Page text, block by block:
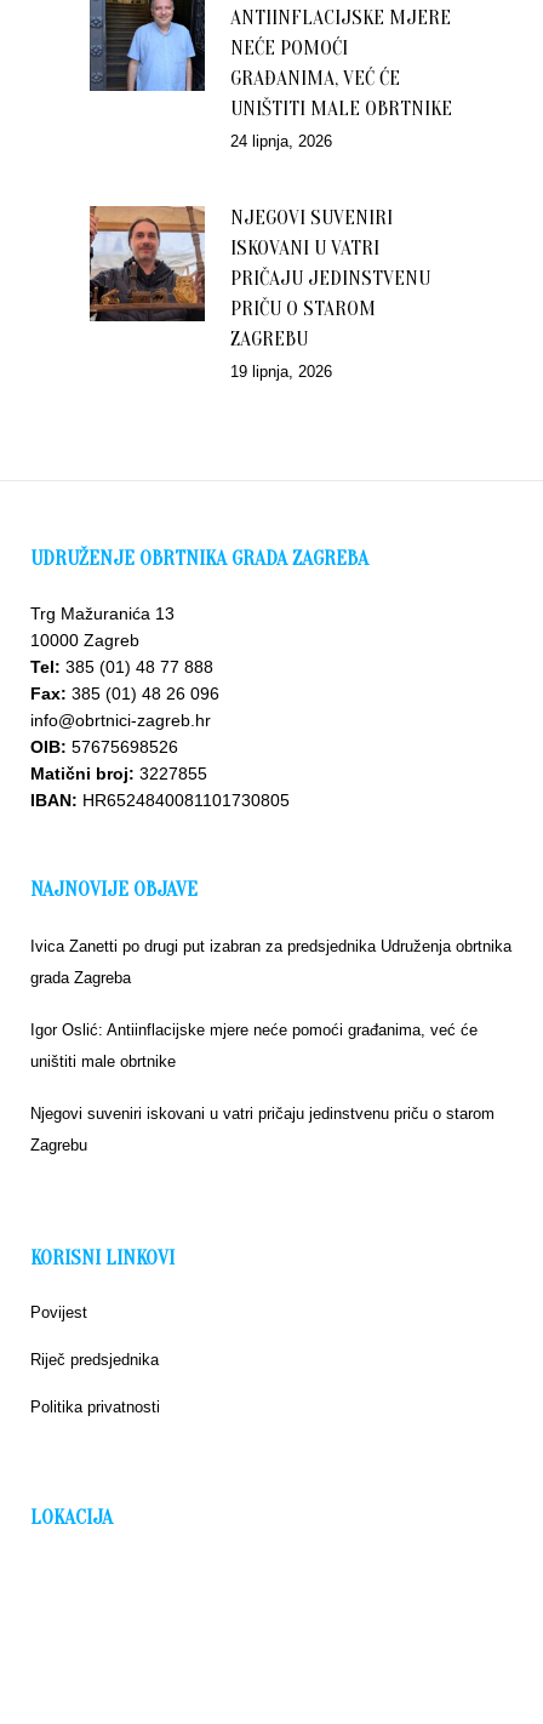
ANTIINFLACIJSKE MJERE
NEĆE POMOĆI
GRAĐANIMA, VEĆ ĆE
UNIŠTITI MALE OBRTNIKE
24 lipnja, 2026
NJEGOVI SUVENIRI
ISKOVANI U VATRI
PRIČAJU JEDINSTVENU
PRIČU O STAROM
ZAGREBU
19 lipnja, 2026
UDRUŽENJE OBRTNIKA GRADA ZAGREBA
Trg Mažuranića 13
10000 Zagreb
Tel: 385 (01) 48 77 888
Fax: 385 (01) 48 26 096
info@obrtnici-zagreb.hr
OIB: 57675698526
Matični broj: 3227855
IBAN: HR6524840081101730805
NAJNOVIJE OBJAVE
Ivica Zanetti po drugi put izabran za predsjednika Udruženja obrtnika
grada Zagreba
Igor Oslić: Antiinflacijske mjere neće pomoći građanima, već će
uništiti male obrtnike
Njegovi suveniri iskovani u vatri pričaju jedinstvenu priču o starom
Zagrebu
KORISNI LINKOVI
Povijest
Riječ predsjednika
Politika privatnosti
LOKACIJA